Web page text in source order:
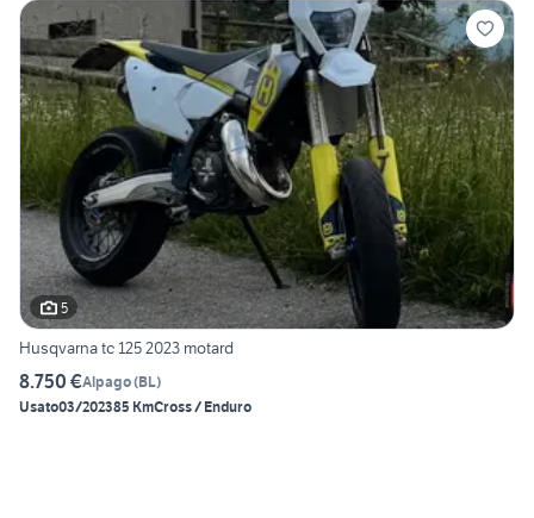
5
Husqvarna tc 125 2023 motard
8.750 €Alpago(BL)
Usato03/202385 KmCross / Enduro